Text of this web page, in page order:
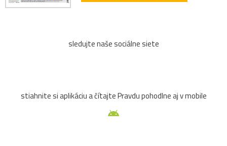
sledujte naše sociálne siete
stiahnite si aplikáciu a čítajte Pravdu pohodlne aj v mobile